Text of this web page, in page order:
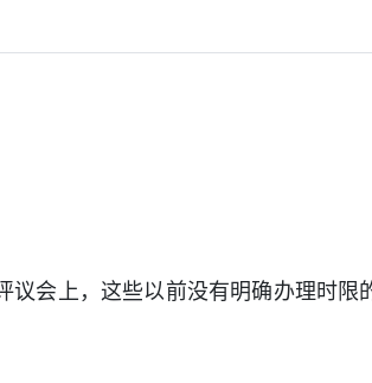
会上，这些以前没有明确办理时限